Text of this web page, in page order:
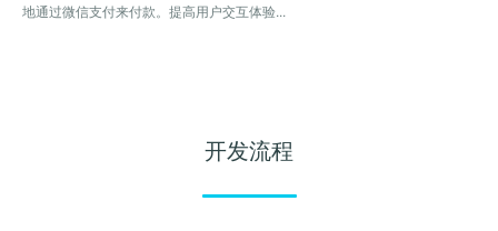
地通过微信支付来付款。提高用户交互体验...
开发流程